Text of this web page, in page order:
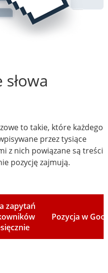
to takie, które każdego
przez tysiące
z nich powiązane są treści
pozycję zajmują.
zapytań
Pozycja w